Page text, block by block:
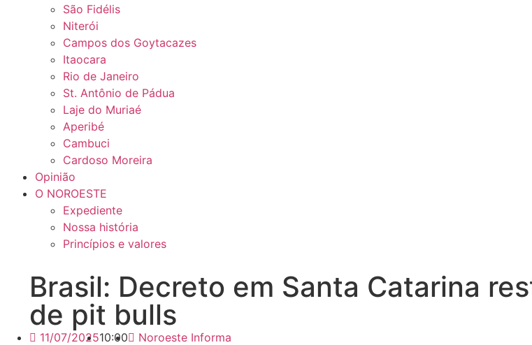
São Fidélis
Niterói
Campos dos Goytacazes
Itaocara
Rio de Janeiro
St. Antônio de Pádua
Laje do Muriaé
Aperibé
Cambuci
Cardoso Moreira
Opinião
O NOROESTE
Expediente
Nossa história
Princípios e valores
Brasil: Decreto em Santa Catarina
de pit bulls
11/07/202510:00 Noroeste Informa